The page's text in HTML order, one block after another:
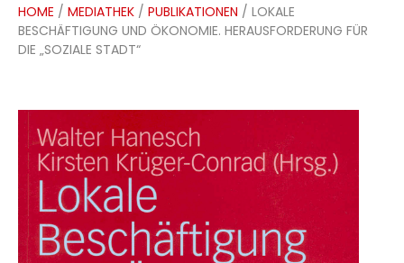
HOME / MEDIATHEK / PUBLIKATIONEN / LOKALE
BESCHÄFTIGUNG UND ÖKONOMIE. HERAUSFORDERUNG FÜR
DIE „SOZIALE STADT“